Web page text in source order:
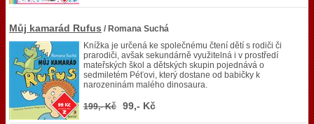
Můj kamarád Rufus / Romana Suchá
Knížka je určená ke společnému čtení dětí s rodiči či
prarodiči, avšak sekundárně využitelná i v prostředí
mateřských škol a dětských skupin pojednává o
sedmiletém Péťovi, který dostane od babičky k
narozeninám malého dinosaura.
199,- Kč 99,- Kč